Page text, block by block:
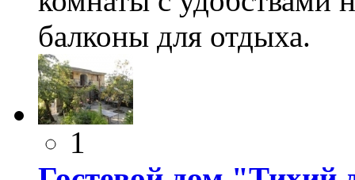
балконы для отдыха.
1